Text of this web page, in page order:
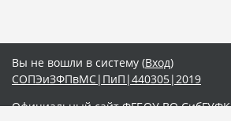
Вы не вошли в систему (Вход)
СОПЭиЗФПвМС|ПиП|440305|2019
Официальный сайт ФГБОУ ВО СибГУФК